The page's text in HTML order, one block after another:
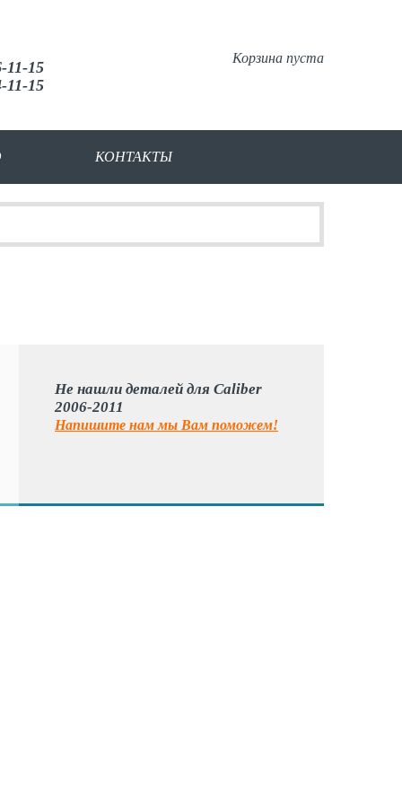
Корзина пуста
11-15
11-15
КОНТАКТЫ
Не нашли деталей для Caliber
2006-2011
Напишите нам мы Вам поможем!